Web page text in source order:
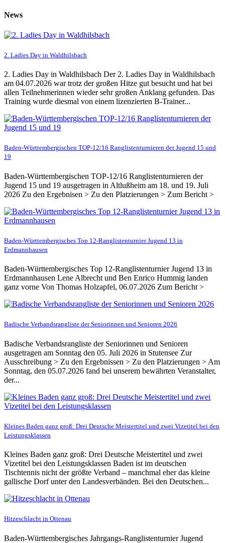
News
2. Ladies Day in Waldhilsbach
2. Ladies Day in Waldhilsbach Der 2. Ladies Day in Waldhilsbach
am 04.07.2026 war trotz der großen Hitze gut besucht und hat bei
allen Teilnehmerinnen wieder sehr großen Anklang gefunden. Das
Training wurde diesmal von einem lizenzierten B-Trainer...
Baden-Württembergischen TOP-12/16 Ranglistenturnieren der Jugend 15 und
19
Baden-Württembergischen TOP-12/16 Ranglistenturnieren der
Jugend 15 und 19 ausgetragen in Altlußheim am 18. und 19. Juli
2026 Zu den Ergebnisen > Zu den Platzierungen > Zum Bericht >
Baden-Württembergisches Top 12-Ranglistenturnier Jugend 13 in
Erdmannhausen
Baden-Württembergisches Top 12-Ranglistenturnier Jugend 13 in
Erdmannhausen Lene Albrecht und Ben Enrico Hummig landen
ganz vorne Von Thomas Holzapfel, 06.07.2026 Zum Bericht >
Badische Verbandsrangliste der Seniorinnen und Senioren 2026
Badische Verbandsrangliste der Seniorinnen und Senioren
ausgetragen am Sonntag den 05. Juli 2026 in Stutensee Zur
Ausschreibung > Zu den Ergebnissen > Zu den Platzierungen > Am
Sonntag, den 05.07.2026 fand bei unserem bewährten Veranstalter,
der...
Kleines Baden ganz groß: Drei Deutsche Meistertitel und zwei Vizetitel bei den
Leistungsklassen
Kleines Baden ganz groß: Drei Deutsche Meistertitel und zwei
Vizetitel bei den Leistungsklassen Baden ist im deutschen
Tischtennis nicht der größte Verband – manchmal eher das kleine
gallische Dorf unter den Landesverbänden. Bei den Deutschen...
Hitzeschlacht in Ottenau
Baden-Württembergisches Jahrgangs-Ranglistenturnier Jugend